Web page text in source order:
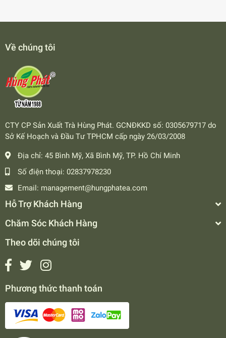
Về chúng tôi
CTY CP Sản Xuất Trà Hùng Phát. GCNĐKKD số: 0305679717 do
Sở Kế Hoạch và Đầu Tư TPHCM cấp ngày 26/03/2008
Địa chỉ: 45 Bình Mỹ, Xã Bình Mỹ, TP. Hồ Chí Minh
Số điện thoại: 02837978230
Email: management@hungphatea.com
Hỗ Trợ Khách Hàng
Chăm Sóc Khách Hàng
Theo dõi chúng tôi
Phương thức thanh toán